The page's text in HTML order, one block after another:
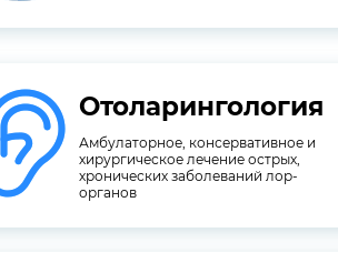
Отоларингология
Амбулаторное, консервативное и
хирургическое лечение острых,
хронических заболеваний лор-
органов
Отоларингология
Амбулаторное, консервативное и
хирургическое лечение острых,
хронических заболеваний лор-
органов